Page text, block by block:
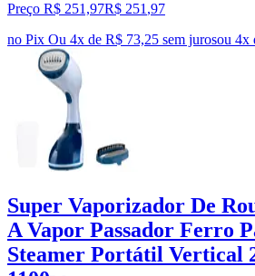
Preço R$ 251,97R$ 251 ,97
no Pix Ou 4x de R$ 73,25 sem jurosou 4x
Super Vaporizador De
A Vapor Passador Ferro
Steamer Portátil Vertical